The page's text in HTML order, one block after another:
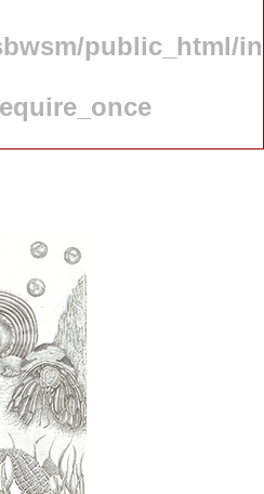
public_html/